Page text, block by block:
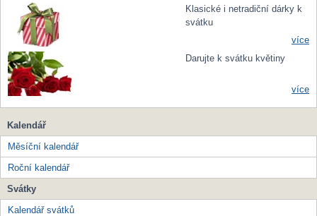
Klasické i netradiční dárky k
svátku
více
Darujte k svátku květiny
více
Kalendář
Měsíční kalendář
Roční kalendář
Svátky
Kalendář svátků